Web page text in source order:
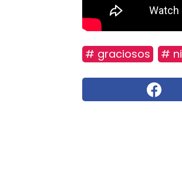
# graciosos #